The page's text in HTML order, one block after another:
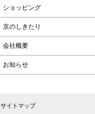
ショッピング
京のしきたり
会社概要
お知らせ
サイトマップ